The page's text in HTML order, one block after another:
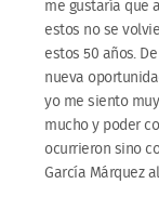
me gustaría que
estos no se
estos 50 años.
nueva
yo me siento
mucho y poder
ocurrieron sino
García Márquez